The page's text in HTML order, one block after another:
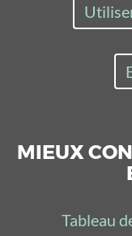
MIEUX
Tableau